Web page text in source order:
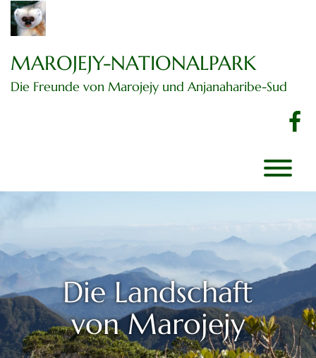
Zum
Inhalt
springen
MAROJEJY-NATIONALPARK
Die Freunde von Marojejy und Anjanaharibe-Sud
Die Landschaft
von Marojejy